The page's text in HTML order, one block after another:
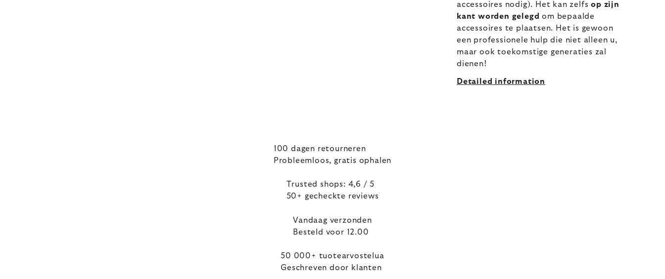
accessoires nodig). Het kan zelfsop zijn
kant worden gelegd om bepaalde
accessoires te plaatsen. Het is gewoon
een professionele hulp die niet alleen u,
maar ook toekomstige generaties zal
dienen!
Detailed information
100 dagen retourneren
Probleemloos, gratis ophalen
Trusted shops: 4,6 / 5
50+ gecheckte reviews
Vandaag verzonden
Besteld voor 12.00
50 000+ tuotearvostelua
Geschreven door klanten